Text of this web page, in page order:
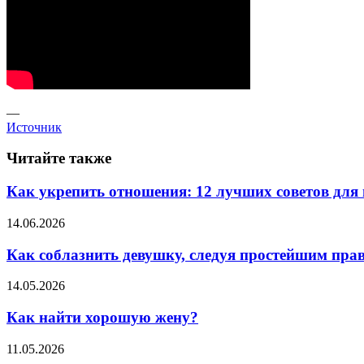
—
Источник
Читайте также
Как укрепить отношения: 12 лучших советов для
14.06.2026
Как соблазнить девушку, следуя простейшим
14.05.2026
Как найти хорошую жену?
11.05.2026